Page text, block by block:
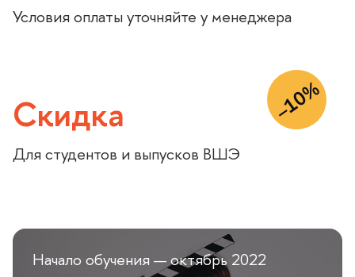
Условия оплаты уточняйте у менеджера
Скидка –10%
Для студентов и выпусков ВШЭ
Начало обучения — октябрь 2022